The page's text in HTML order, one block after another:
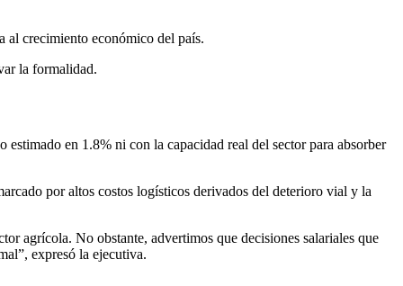
al crecimiento económico del país.
la formalidad.
en 1.8% ni con la capacidad real del sector para absorber
por altos costos logísticos derivados del deterioro vial y la
agrícola. No obstante, advertimos que decisiones salariales que
expresó la ejecutiva.